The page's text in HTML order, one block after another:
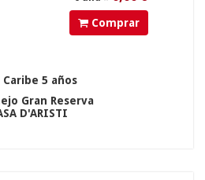
Comprar
Caribe 5 años
Gran Reserva
D'ARISTI